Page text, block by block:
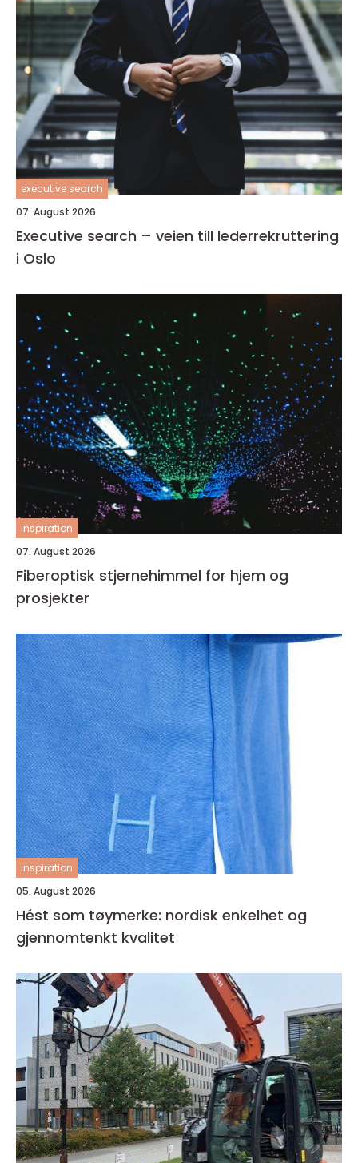
executive search
07. August 2026
Executive search – veien till lederrekruttering
i Oslo
inspiration
07. August 2026
Fiberoptisk stjernehimmel for hjem og
prosjekter
inspiration
05. August 2026
Hést som tøymerke: nordisk enkelhet og
gjennomtenkt kvalitet